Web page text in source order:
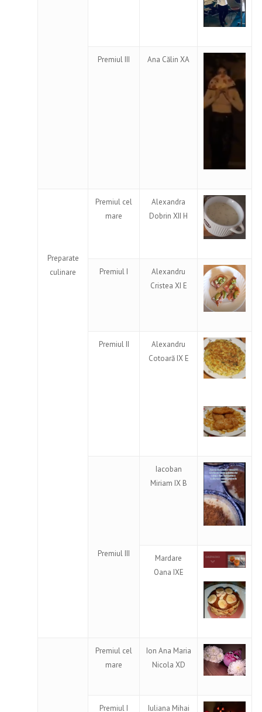
Premiul III Ana Călin XA
Preparate
culinare
Premiul cel
mare
Alexandra
Dobrin XII H
Premiul I
Alexandru
Cristea XI E
Premiul II
Alexandru
Cotoară IX E
Premiul III
Iacoban
Miriam IX B
Mardare
Oana IXE
Premiul cel
mare
Ion Ana Maria
Nicola XD
Premiul I Iuliana Mihai